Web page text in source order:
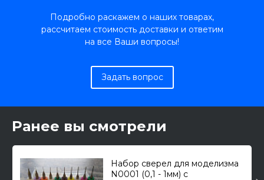
Подробно раскажем о наших товарах,
рассчитаем стоимость доставки и ответим
на все Ваши вопросы!
Задать вопрос
Ранее вы смотрели
Набор сверел для моделизма
N0001 (0,1 - 1мм) с